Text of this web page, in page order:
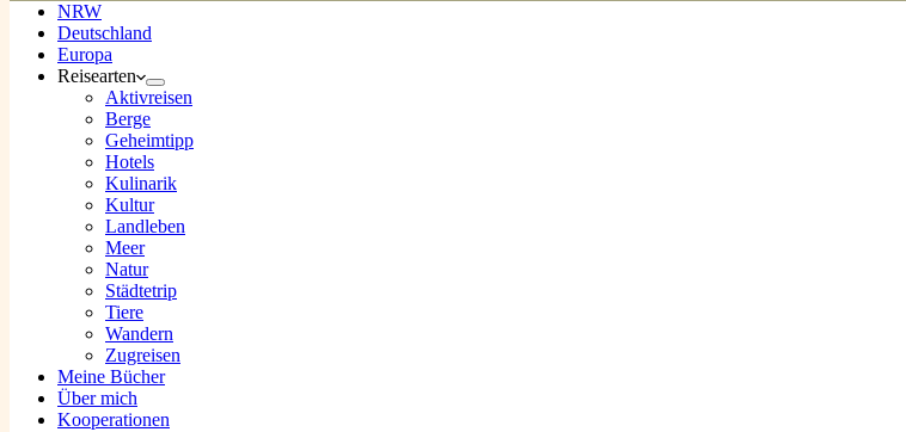
NRW
Deutschland
Europa
Reisearten
Aktivreisen
Berge
Geheimtipp
Hotels
Kulinarik
Kultur
Landleben
Meer
Natur
Städtetrip
Tiere
Wandern
Zugreisen
Meine Bücher
Über mich
Kooperationen